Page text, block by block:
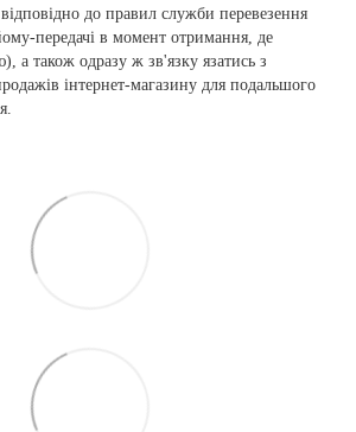
до правил служби перевезення
передачі в момент отримання, де
а також одразу ж зв'язку язатись з
інтернет-магазину для подальшого